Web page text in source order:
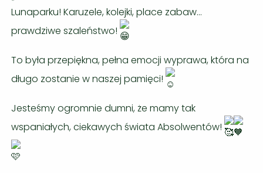
Lunaparku! Karuzele, kolejki, place zabaw…
prawdziwe szaleństwo!
To była przepiękna, pełna emocji wyprawa, która na
długo zostanie w naszej pamięci!
Jesteśmy ogromnie dumni, że mamy tak
wspaniałych, ciekawych świata Absolwentów!